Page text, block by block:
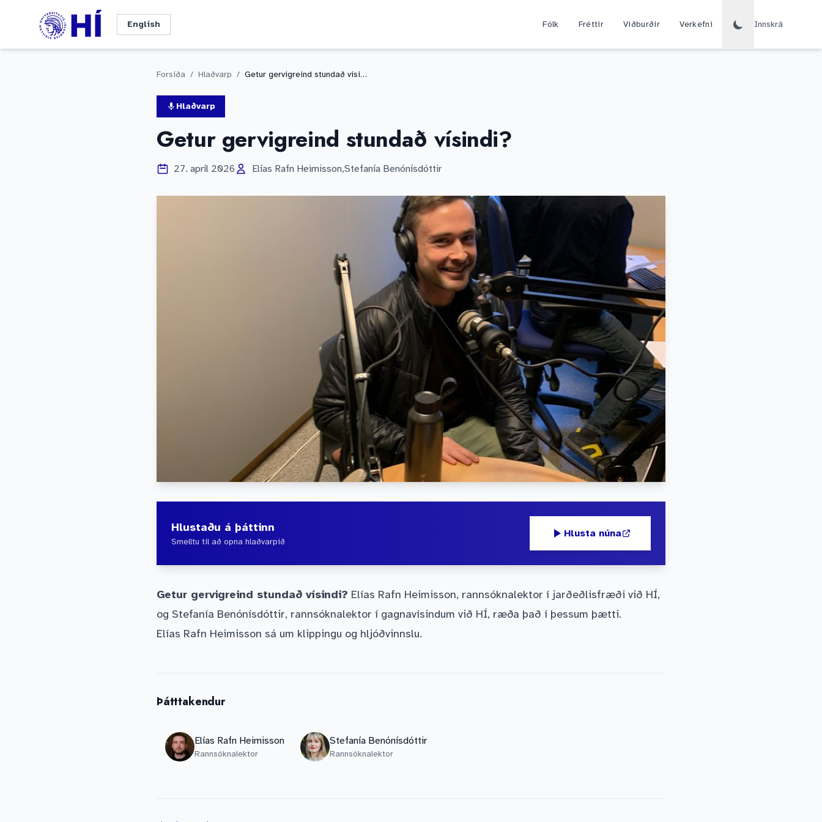
English Fólk Fréttir Viðburðir Verkefni Innskrá
Forsíða / Hlaðvarp / Getur gervigreind stundað vísindi?
Hlaðvarp
Getur gervigreind stundað vísindi?
27. apríl 2026 Elías Rafn Heimisson,Stefanía Benónísdóttir
Hlustaðu á þáttinn
Smelltu til að opna hlaðvarpið
Hlusta núna
Getur gervigreind stundað vísindi? Elías Rafn Heimisson, rannsóknalektor í jarðeðlisfræði við HÍ,
og Stefanía Benónísdóttir, rannsóknalektor í gagnavísindum við HÍ, ræða það í þessum þætti.
Elías Rafn Heimisson sá um klippingu og hljóðvinnslu.
Þátttakendur
Elías Rafn Heimisson
Rannsóknalektor
Stefanía Benónísdóttir
Rannsóknalektor